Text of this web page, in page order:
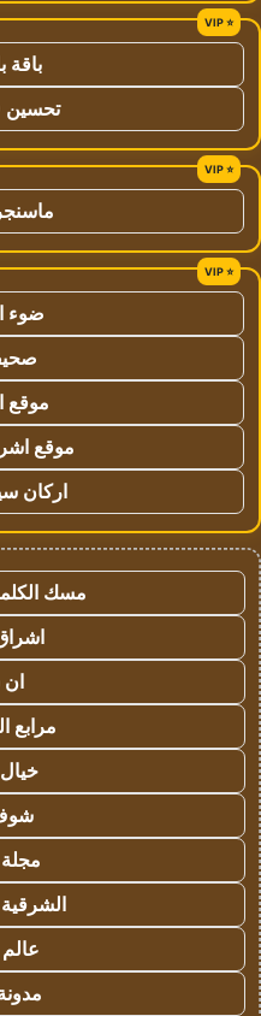
باقة
تحسين SEO سلة
ضوء
موقع
موقع
اركان
مسك
مرابع
خيال
الشرقية
عالم